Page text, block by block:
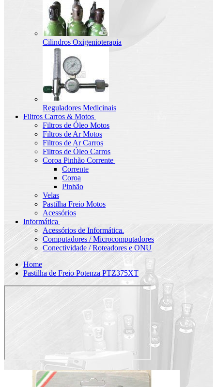
Cilindros Oxigenioterapia
Reguladores Medicinais
Filtros Carros & Motos
Filtros de Óleo Motos
Filtros de Ar Motos
Filtros de Ar Carros
Filtros de Óleo Carros
Coroa Pinhão Corrente
Corrente
Coroa
Pinhão
Velas
Pastilha Freio Motos
Acessórios
Informática
Acessórios de Informática.
Computadores / Microcomputadores
Conectividade / Roteadores e ONU
Home
Pastilha de Freio Potenza PTZ375XT